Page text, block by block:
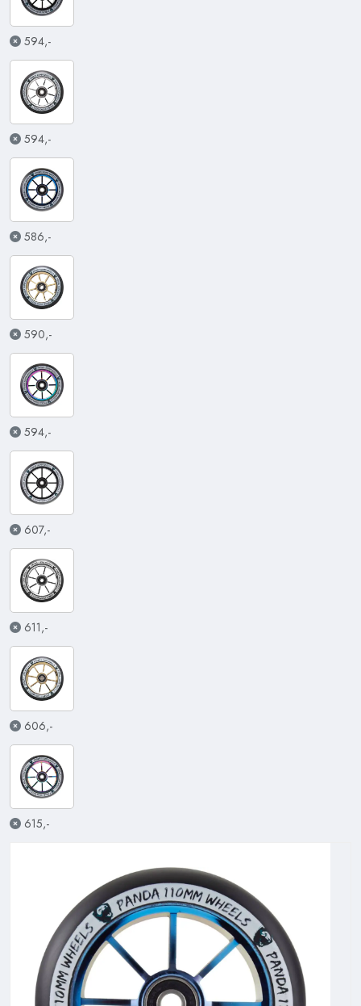
594,-
594,-
586,-
590,-
594,-
607,-
611,-
606,-
615,-